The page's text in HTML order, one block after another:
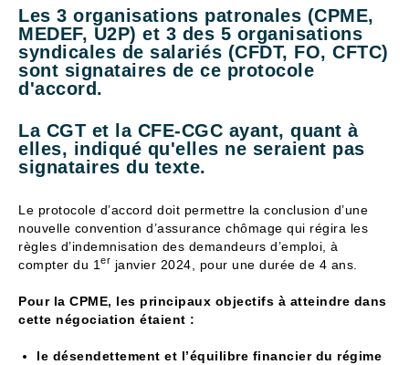
Les 3 organisations patronales (CPME,
MEDEF, U2P) et 3 des 5 organisations
syndicales de salariés (CFDT, FO, CFTC)
sont signataires de ce protocole
d'accord.
La CGT et la CFE-CGC ayant, quant à
elles, indiqué qu'elles ne seraient pas
signataires du texte.
Le protocole d’accord doit permettre la conclusion d’une
nouvelle convention d’assurance chômage qui régira les
règles d’indemnisation des demandeurs d’emploi, à
compter du 1 er janvier 2024, pour une durée de 4 ans.
Pour la CPME, les principaux objectifs à atteindre dans
cette négociation étaient :
le désendettement et l’équilibre financier du régime